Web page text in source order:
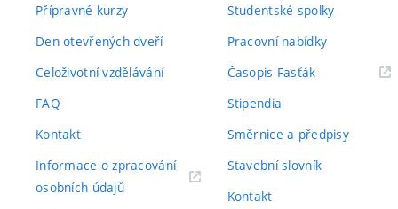
Přípravné kurzy
Den otevřených dveří
Celoživotní vzdělávání
FAQ
Kontakt
Informace o zpracování
osobních údajů(externí
Studentské spolky
Pracovní nabídky
Časopis Fasťák(externí
Stipendia
Směrnice a předpisy
Stavební slovník
Kontakt